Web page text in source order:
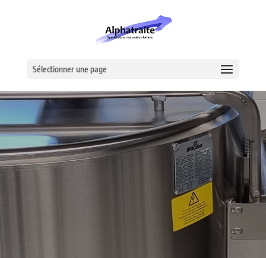
Sélectionner une page